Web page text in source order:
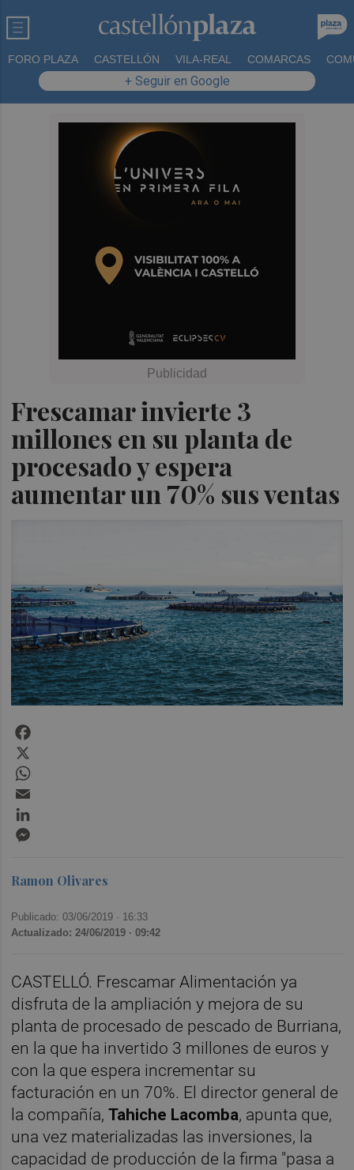
FORO PLAZA CASTELLÓN VILA-REAL COMARCAS
+ Seguir en Google
Frescamar invierte 3
millones en su planta de
procesado y espera
aumentar un 70% sus ventas
Ramon Olivares
Publicado: 03/06/2019 · 16:33
Actualizado: 24/06/2019 · 09:42
CASTELLÓ. Frescamar Alimentación ya
disfruta de la ampliación y mejora de su
planta de procesado de pescado de Burriana,
en la que ha invertido 3 millones de euros y
con la que espera incrementar su
facturación en un 70%. El director general de
la compañía,Tahiche Lacomba, apunta que,
una vez materializadas las inversiones, la
capacidad de producción de la firma "pasa a